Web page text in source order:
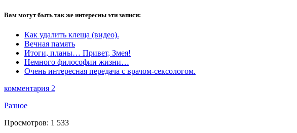
Вам могут быть так же интересны эти записи:
Как удалить клеща (видео).
Вечная память
Итоги, планы… Привет, Змея!
Немного философии жизни…
Очень интересная передача с врачом-сексологом.
комментария 2
Разное
Просмотров: 1 533